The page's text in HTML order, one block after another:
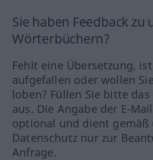
Sie haben Feedback zu
Wörterbüchern?
Fehlt eine Übersetzung,
aufgefallen oder wollen
loben? Füllen Sie bitte
aus. Die Angabe der E-
optional und dient gemäß
Datenschutz nur zur
Anfrage.